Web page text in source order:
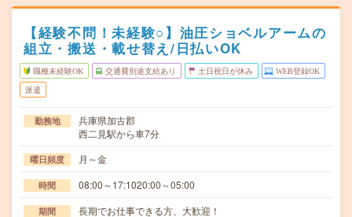
【経験不問！未経験○】油圧ショベルアームの
組立・搬送・載せ替え/日払いOK
職種未経験OK 交通費別途支給あり 土日祝日が休み WEB登録OK
派遣
勤務地
兵庫県加古郡
西二見駅から車7分
曜日頻度 月～金
時間 08:00～17:1020:00～05:00
期間 長期でお仕事できる方、大歓迎！